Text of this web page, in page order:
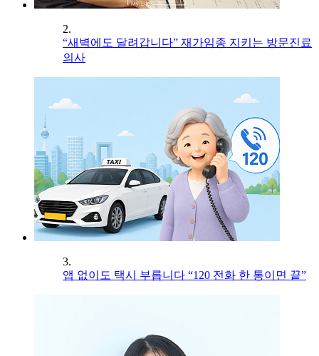
2.
“새벽에도 달려갑니다” 재가임종 지키는 방문진료
의사
3.
앱 없이도 택시 부릅니다 “120 전화 한 통이면 끝”